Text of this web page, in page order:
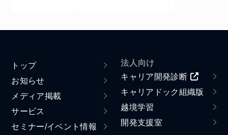
トップ
お知らせ
メディア掲載
サービス
セミナー/イベント情報
法人向け
キャリア開発診断
キャリアドック組織版
越境学習
開発支援室